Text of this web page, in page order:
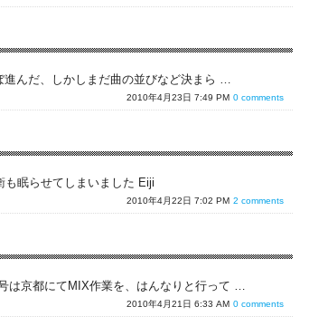
んだ、しかしまだ曲の並びなど決まら …
2010年4月23日 7:49 PM 0 comments
眠らせてしまいました Eiji
2010年4月22日 7:02 PM 2 comments
は京都にてMIX作業を、はんなりと行って …
2010年4月21日 6:33 AM 0 comments